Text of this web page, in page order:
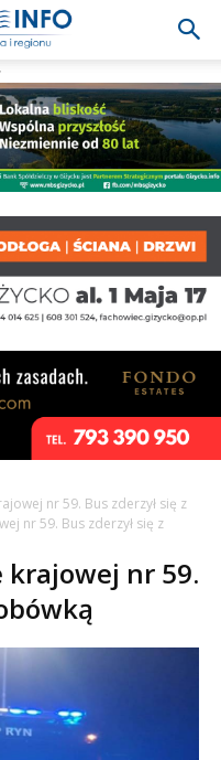
nr 59. Bus zderzył się z
nr 59. Bus zderzył się z
krajowej nr 59.